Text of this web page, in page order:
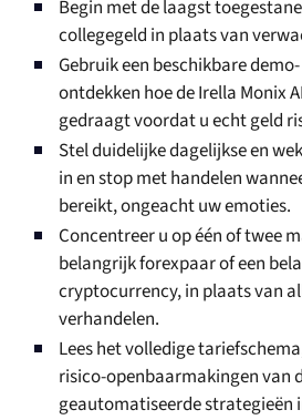
Begin met de laagst
collegegeld in plaats van
Gebruik een beschikbare
ontdekken hoe de Irella Monix
gedraagt voordat u echt geld
Stel duidelijke dagelijkse en
in en stop met handelen
bereikt, ongeacht uw emoties.
Concentreer u op één of twee
belangrijk forexpaar of een
cryptocurrency, in plaats van
verhandelen.
Lees het volledige
risico-openbaarmakingen van
geautomatiseerde strategieën